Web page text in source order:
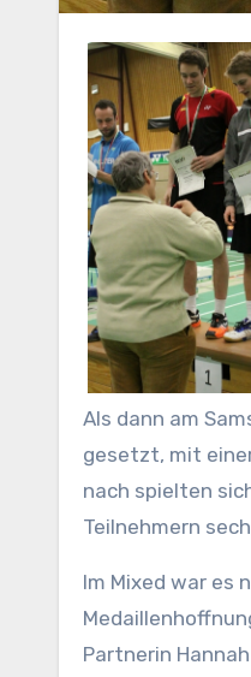
Als dann am
gesetzt, mit
nach spielten
Teilnehmern
Im Mixed war es
Partnerin